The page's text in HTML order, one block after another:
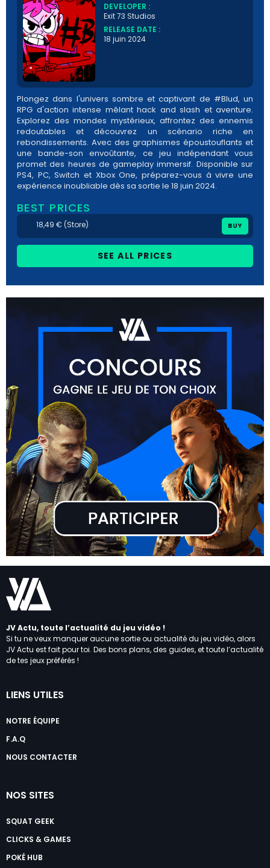
DEVELOPER :
Exit 73 Studios
RELEASE DATE :
18 juin 2024
Plongez dans l'univers sombre et captivant de #Blud, un
RPG d'action intense mêlant hack and slash et aventure.
Explorez des mondes mystérieux, affrontez des ennemis
redoutables et découvrez un scénario riche en
rebondissements. Avec des graphismes époustouflants et
une bande-son envoûtante, ce jeu indépendant vous
promet des heures de gameplay immersif. Disponible sur
PS4, PC, Switch et Xbox One, préparez-vous à vivre une
expérience inoubliable dès sa sortie le 18 juin 2024.
BEST PRICES
18,49 € (Store) BUY
SEE ALL PRICES
JV Actu, toute l’actualité du jeu vidéo !
Si tu ne veux manquer aucune sortie ou actualité du jeu vidéo, alors
JV Actu est fait pour toi. Des bons plans, des guides, et toute l’actualité
de tes jeux préférés !
LIENS UTILES
NOTRE ÉQUIPE
F.A.Q
NOUS CONTACTER
NOS SITES
SQUAT GEEK
CLICKS & GAMES
POKÉ HUB